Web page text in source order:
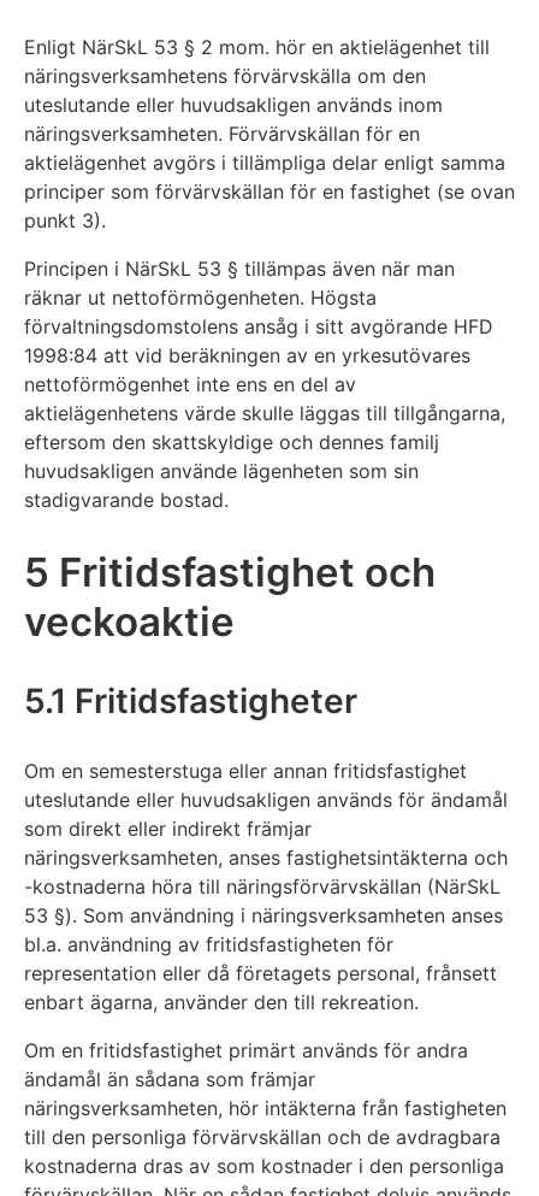
Enligt NärSkL 53 § 2 mom. hör en aktielägenhet till
näringsverksamhetens förvärvskälla om den
uteslutande eller huvudsakligen används inom
näringsverksamheten. Förvärvskällan för en
aktielägenhet avgörs i tillämpliga delar enligt samma
principer som förvärvskällan för en fastighet (se ovan
punkt 3).
Principen i NärSkL 53 § tillämpas även när man
räknar ut nettoförmögenheten. Högsta
förvaltningsdomstolens ansåg i sitt avgörande HFD
1998:84 att vid beräkningen av en yrkesutövares
nettoförmögenhet inte ens en del av
aktielägenhetens värde skulle läggas till tillgångarna,
eftersom den skattskyldige och dennes familj
huvudsakligen använde lägenheten som sin
stadigvarande bostad.
5 Fritidsfastighet och
veckoaktie
5.1 Fritidsfastigheter
Om en semesterstuga eller annan fritidsfastighet
uteslutande eller huvudsakligen används för ändamål
som direkt eller indirekt främjar
näringsverksamheten, anses fastighetsintäkterna och
-kostnaderna höra till näringsförvärvskällan (NärSkL
53 §). Som användning i näringsverksamheten anses
bl.a. användning av fritidsfastigheten för
representation eller då företagets personal, frånsett
enbart ägarna, använder den till rekreation.
Om en fritidsfastighet primärt används för andra
ändamål än sådana som främjar
näringsverksamheten, hör intäkterna från fastigheten
till den personliga förvärvskällan och de avdragbara
kostnaderna dras av som kostnader i den personliga